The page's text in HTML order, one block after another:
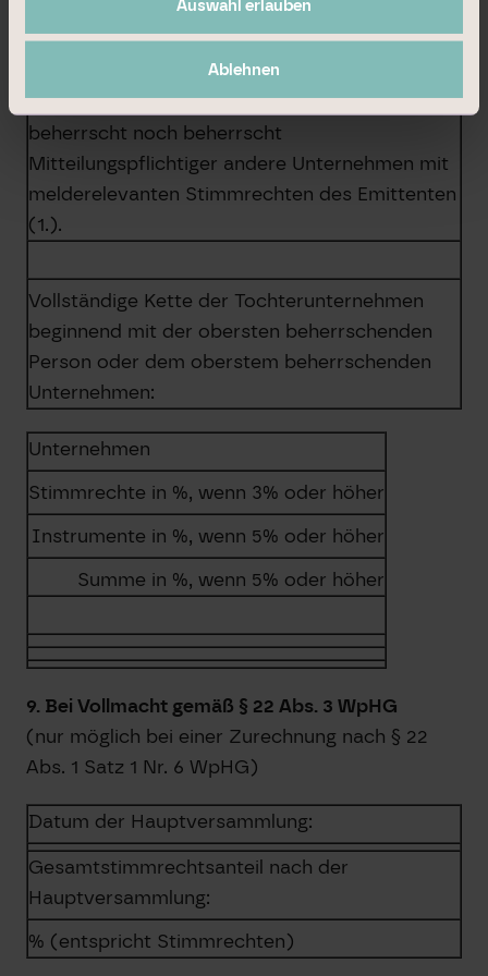
Auswahl erlauben
Ablehnen
Mitteilungspflichtiger (3.) wird weder
beherrscht noch beherrscht
Mitteilungspflichtiger andere Unternehmen mit
melderelevanten Stimmrechten des Emittenten
(1.).
Vollständige Kette der Tochterunternehmen
beginnend mit der obersten beherrschenden
Person oder dem oberstem beherrschenden
Unternehmen:
Unternehmen
Stimmrechte in %, wenn 3% oder höher
Instrumente in %, wenn 5% oder höher
Summe in %, wenn 5% oder höher
9. Bei Vollmacht gemäß § 22 Abs. 3 WpHG
(nur möglich bei einer Zurechnung nach § 22
Abs. 1 Satz 1 Nr. 6 WpHG)
Datum der Hauptversammlung:
Gesamtstimmrechtsanteil nach der
Hauptversammlung:
% (entspricht Stimmrechten)